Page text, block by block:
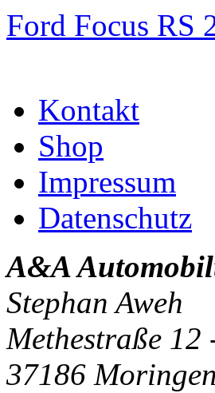
Ford Focus RS
Kontakt
Shop
Impressum
Datenschutz
A&A
Stephan Aweh
Methestraße 12
37186 Moringen